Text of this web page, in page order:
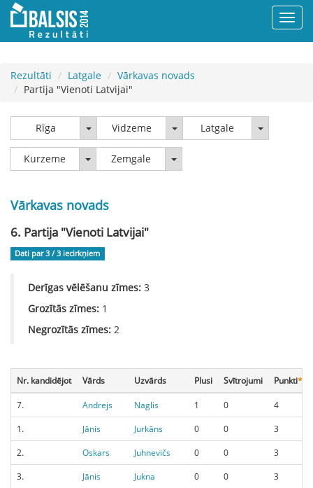
Rezultāti Latgale
Vārkavas novads
Partija "Vienoti Latvijai"
Rīga Rīga Vidzeme VidzemeLatgale Latgale
Kurzeme KurzemeZemgale Zemgale
Vārkavas novads
6. Partija "Vienoti Latvijai"
Dati par 3 / 3 iecirkņiem
Derīgas vēlēšanu zīmes: 3
Grozītās zīmes: 1
Negrozītās zīmes: 2
Nr. kandidējot Vārds Uzvārds Plusi Svītrojumi Punkti*
7. Andrejs Naglis 1 0
4
1.
Jānis Jurkāns 0 0
3
2.
Oskars Juhnevičs 0 0
3
3.
Jānis Jukna 0 0
3